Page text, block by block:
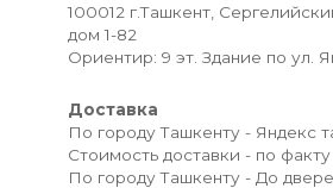
100012 г.Ташкент,
дом 1-82
Ориентир: 9 эт. Здание по ул.
Доставка
По городу Ташкенту - Яндекс
Стоимость доставки - по факту
По городу Ташкенту - До